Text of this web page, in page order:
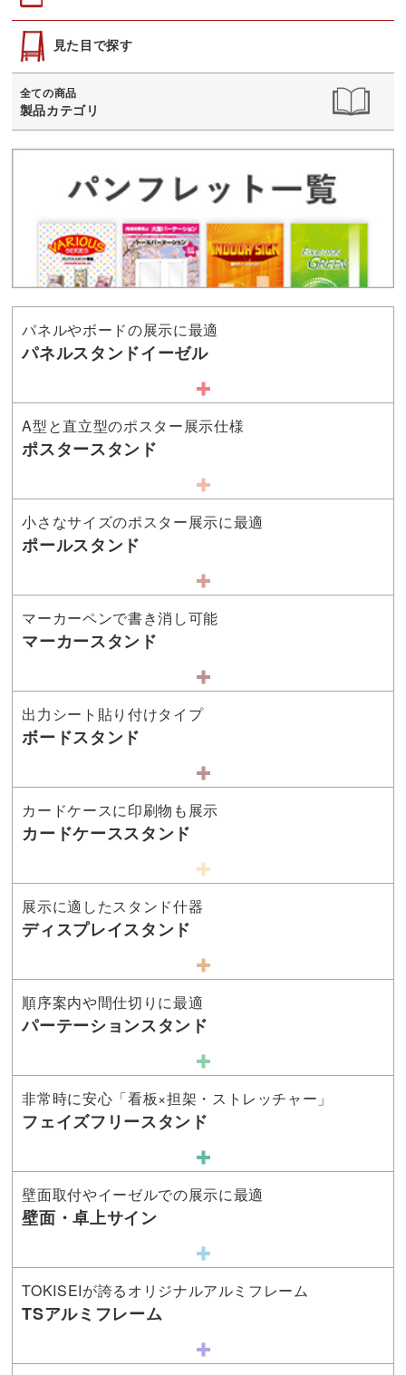
見た目で探す
全ての商品
製品カテゴリ
パネルやボードの展示に最適
パネルスタンドイーゼル
A型と直立型のポスター展示仕様
ポスタースタンド
小さなサイズのポスター展示に最適
ポールスタンド
マーカーペンで書き消し可能
マーカースタンド
出力シート貼り付けタイプ
ボードスタンド
カードケースに印刷物も展示
カードケーススタンド
展示に適したスタンド什器
ディスプレイスタンド
順序案内や間仕切りに最適
パーテーションスタンド
非常時に安心「看板×担架・ストレッチャー」
フェイズフリースタンド
壁面取付やイーゼルでの展示に最適
壁面・卓上サイン
TOKISEIが誇るオリジナルアルミフレーム
TSアルミフレーム